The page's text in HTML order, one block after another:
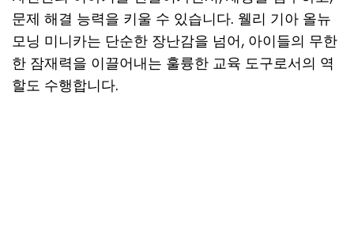
문제 해결 능력을 키울 수 있습니다. 웰리 기아 올뉴
모닝 미니카는 단순한 장난감을 넘어, 아이들의 무한
한 잠재력을 이끌어내는 훌륭한 교육 도구로서의 역
할도 수행합니다.